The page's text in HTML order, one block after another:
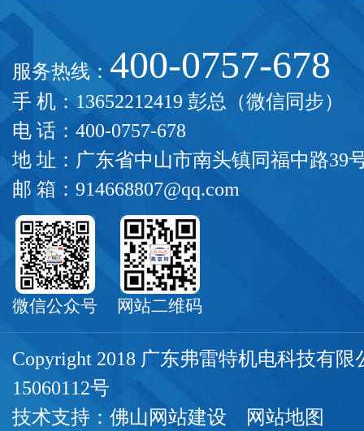
服务热线： 400-0757-678
手 机：13652212419 彭总（微信同步）
电 话：400-0757-678
地 址：广东省中山市南头镇同福中路39
邮 箱：914668807@qq.com
微信公众号 网站二维码
Copyright 2018 广东弗雷特机电科技有
15060112号
技术支持： 佛山网站建设 网站地图